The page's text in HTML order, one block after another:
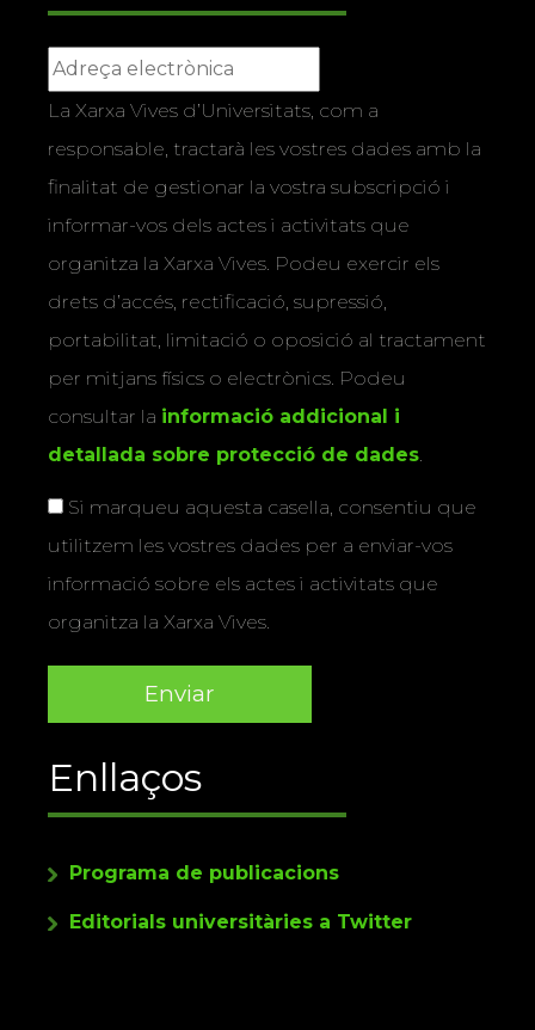
La Xarxa Vives d’Universitats, com a
responsable, tractarà les vostres dades amb la
finalitat de gestionar la vostra subscripció i
informar-vos dels actes i activitats que
organitza la Xarxa Vives. Podeu exercir els
drets d’accés, rectificació, supressió,
portabilitat, limitació o oposició al tractament
per mitjans físics o electrònics. Podeu
consultar la informació addicional i
detallada sobre protecció de dades.
Si marqueu aquesta casella, consentiu que
utilitzem les vostres dades per a enviar-vos
informació sobre els actes i activitats que
organitza la Xarxa Vives.
Enllaços
Programa de publicacions
Editorials universitàries a Twitter